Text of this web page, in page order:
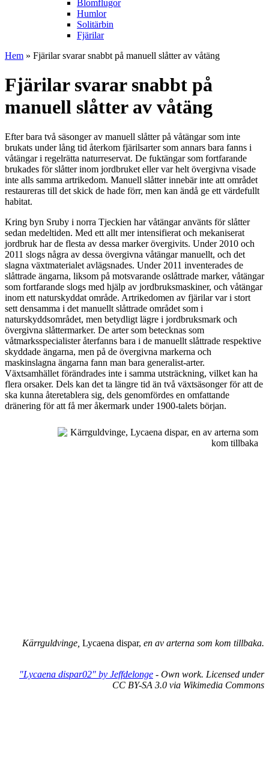
Blomflugor
Humlor
Solitärbin
Fjärilar
Hem » Fjärilar svarar snabbt på manuell slåtter av våtäng
Fjärilar svarar snabbt på
manuell slåtter av våtäng
Efter bara två säsonger av manuell slåtter på våtängar som inte
brukats under lång tid återkom fjärilsarter som annars bara fanns i
våtängar i regelrätta naturreservat. De fuktängar som fortfarande
brukades för slåtter inom jordbruket eller var helt övergivna visade
inte alls samma artrikedom. Manuell slåtter innebär inte att området
restaureras till det skick de hade förr, men kan ändå ge ett värdefullt
habitat.
Kring byn Sruby i norra Tjeckien har våtängar använts för slåtter
sedan medeltiden. Med ett allt mer intensifierat och mekaniserat
jordbruk har de flesta av dessa marker övergivits. Under 2010 och
2011 slogs några av dessa övergivna våtängar manuellt, och det
slagna växtmaterialet avlägsnades. Under 2011 inventerades de
slåttrade ängarna, liksom på motsvarande oslåttrade marker, våtängar
som fortfarande slogs med hjälp av jordbruksmaskiner, och våtängar
inom ett naturskyddat område. Artrikedomen av fjärilar var i stort
sett densamma i det manuellt slåttrade området som i
naturskyddsområdet, men betydligt lägre i jordbruksmark och
övergivna slåttermarker. De arter som betecknas som
våtmarksspecialister återfanns bara i de manuellt slåttrade respektive
skyddade ängarna, men på de övergivna markerna och
maskinslagna ängarna fann man bara generalist-arter.
Växtsamhället förändrades inte i samma utsträckning, vilket kan ha
flera orsaker. Dels kan det ta längre tid än två växtsäsonger för att de
ska kunna återetablera sig, dels genomfördes en omfattande
dränering för att få mer åkermark under 1900-talets början.
Kärrguldvinge, Lycaena dispar, en av arterna som kom tillbaka.
"Lycaena dispar02" by Jeffdelonge - Own work. Licensed under
CC BY-SA 3.0 via Wikimedia Commons